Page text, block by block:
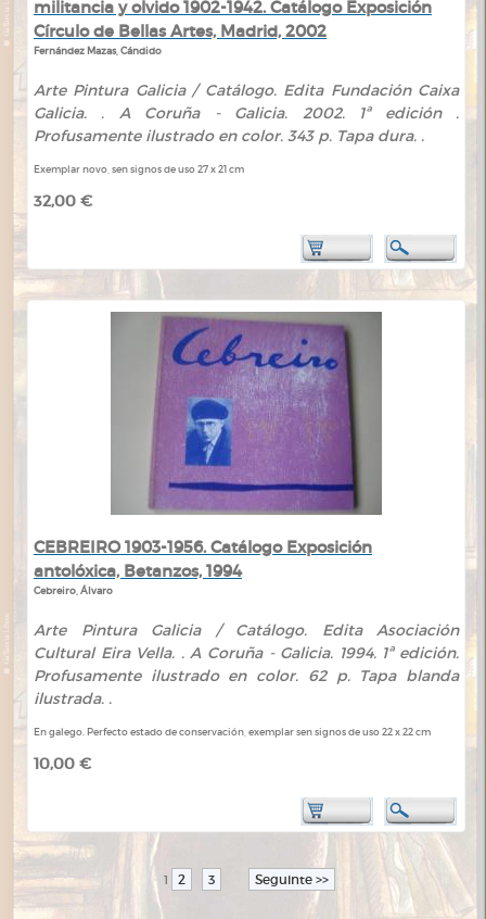
militancia y olvido 1902-1942. Catálogo Exposición
Círculo de Bellas Artes, Madrid, 2002
Fernández Mazas, Cándido
Arte Pintura Galicia / Catálogo. Edita Fundación Caixa
Galicia. . A Coruña - Galicia. 2002. 1ª edición .
Profusamente ilustrado en color. 343 p. Tapa dura. .
Exemplar novo, sen signos de uso 27 x 21 cm
32,00 €
CEBREIRO 1903-1956. Catálogo Exposición
antolóxica, Betanzos, 1994
Cebreiro, Álvaro
Arte Pintura Galicia / Catálogo. Edita Asociación
Cultural Eira Vella. . A Coruña - Galicia. 1994. 1ª edición.
Profusamente ilustrado en color. 62 p. Tapa blanda
ilustrada. .
En galego. Perfecto estado de conservación, exemplar sen signos de uso 22 x 22 cm
10,00 €
1 2 3 Seguinte >>